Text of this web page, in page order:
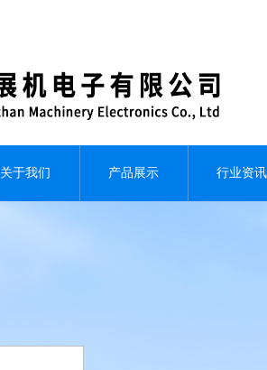
关于我们 产品展示 行业资讯